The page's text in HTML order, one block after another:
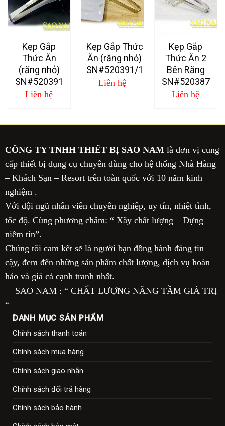
Kẹp Gắp
Thức Ăn
(răng nhỏ)
SN#520391
Liên hệ
Kẹp Gắp Thức
Ăn (răng nhỏ)
SN#520391/1
Liên hệ
Kẹp Gắp
Thức Ăn 2
Bên Răng
SN#520387
Liên hệ
CÔNG TY TNHH THIẾT BỊ SAO NAMlà đơn vị cung
cấp thiết bị dụng cụ chuyên dùng cho hệ thống Nhà Hàng
– Khách Sạn – Resort trên toàn quốc với 10 năm kinh
nghiệm .
Với đội ngũ nhân viên chuyên nghiệp, uy tín, nhiệt tình,
tốc độ. Cùng phương châm: “ Xây chất lượng – Dựng
niềm tin”.
Chúng tôi cam kết sẽ là người bạn đồng hành đáng tin
cậy, đem đến những sản phẩm chất lượng, dịch vụ hoàn
hảo và giá cả cạnh tranh nhất.
SAO NAM : “ CHẤT LƯỢNG NÂNG TẦM GIÁ TRỊ
“
DANH MỤC SẢN PHẨM
Chính sách thanh toán
Chính sách mua hàng
Chính sách giao nhận
Chính sách đổi trả hàng
Chính sách bảo hành